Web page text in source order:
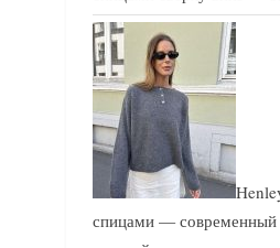
спицами — современный